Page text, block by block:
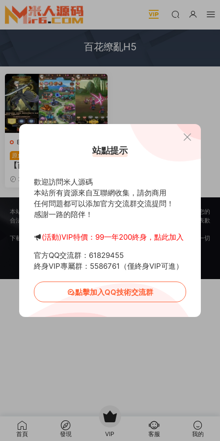
百花缭亂H5
B-百花缭亂
服務端
原創
二次元Q萌三網H5遊戲
【百花缭亂H5】Linux手工
服務端+GM授權後台+視頻
架設教程
2024-05-27
8.93k
30
本站所提供的内容均來自公開網絡收集、轉發、二次開發而來，若侵犯了您的
合法權益，請來信通知我們，我們會及時删除，給您帶來的不便，我們深表歉
下載用戶僅供學習交流，若使用商業用途，請購買正版授權，否則産生的一切
Copyright © 2012-2025 MiR6.COMAll Rights Reserved
投訴郵箱： Mail@Mir6.com 蜀ICP備2022016462号-2
首頁 發現 VIP 客服 我的
站點提示
歡迎訪問米人源碼
本站所有資源來自互聯網收集，請勿商用
任何問題都可以添加官方交流群交流提問！
感謝一路的陪伴！
(活動)VIP特價：99一年200終身，點此加入
官方QQ交流群：61829455
終身VIP專屬群：5586761（僅終身VIP可進）
點擊加入QQ技術交流群